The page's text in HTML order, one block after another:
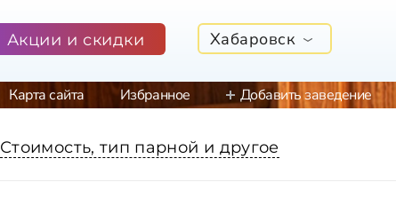
Акции и скидки Хабаровск
Карта сайта Избранное Добавить заведение
Стоимость, тип парной и другое